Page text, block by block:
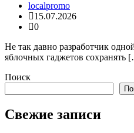
localpromo
15.07.2026
0
Не так давно разработчик
яблочных гаджетов сохранять
Поиск
Свежие записи